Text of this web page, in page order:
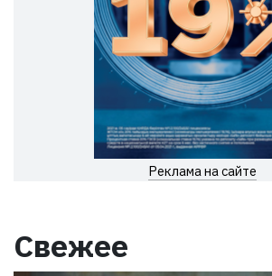
Реклама на сайте
Свежее